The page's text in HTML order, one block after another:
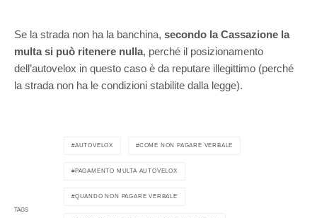
Se la strada non ha la banchina, secondo la Cassazione la
multa si può ritenere nulla, perché il posizionamento
dell’autovelox in questo caso è da reputare illegittimo (perché
la strada non ha le condizioni stabilite dalla legge).
TAGS
AUTOVELOX COME NON PAGARE VERBALE
PAGAMENTO MULTA AUTOVELOX
QUANDO NON PAGARE VERBALE